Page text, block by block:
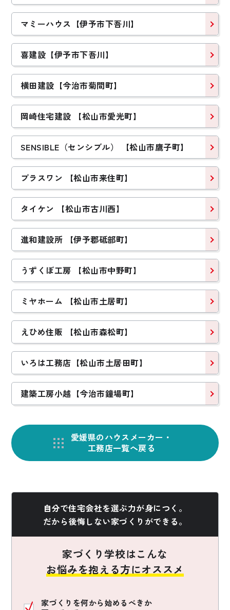
マミーハウス【伊予市下吾川】
喜建設【伊予市下吾川】
横田建設【今治市菊間町】
岡崎住宅建設 【松山市愛光町】
SENSIBLE（センシブル） 【松山市鷹子町】
プラスワン 【松山市来住町】
タイケン 【松山市古川西】
進和建設所 【伊予郡砥部町】
うずくぼ工房 【松山市中野町】
ミヤホーム 【松山市土居町】
えひめ住販 【松山市森松町】
いろは工務店【松山市土居田町】
建築工房小越【今治市鐘場町】
愛媛県のハウスメーカー・
工務店一覧へ戻る
自分で住宅会社を選ぶ力が身につく。
だから後悔しない家づくりができる。
家づくり学校はこんな
お悩みを抱える方にオススメ
家づくりを何から始めるべきか